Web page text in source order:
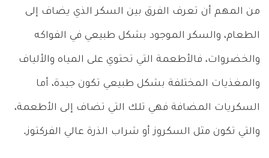
من المهم أن تعرف الفرق بين السكر الذي يضاف إلى
الطعام، والسكر الموجود بشكل طبيعي في الفواكه
والخضروات، فالأطعمة التي تحتوي على المياه والألياف
والمغذيات المختلفة بشكل طبيعي تكون جيدة، أما
السكريات المضافة فهي تلك التي تضاف إلى الأطعمة،
والتي تكون مثل السكروز أو شراب الذرة عالي الفركتوز.